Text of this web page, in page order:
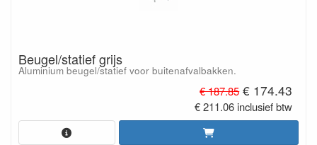
Beugel/statief grijs
Aluminium beugel/statief voor buitenafvalbakken.
€ 187.85€ 174.43
€ 211.06 inclusief btw